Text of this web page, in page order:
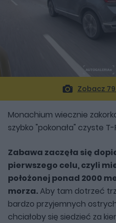
Zobacz
Monachium wiecznie
szybko "pokonała" czyste T-
Zabawa zaczęła się
pierwszego celu, czyli
położonej ponad 2000
morza.Aby tam dotrzeć
bardzo przyjemnych
chciałoby się siedzieć za